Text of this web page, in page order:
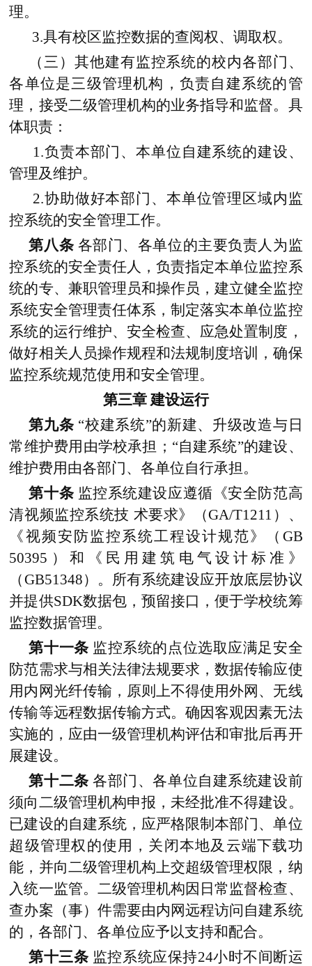
理。
3.具有校区监控数据的查阅权、调取权。
（三）其他建有监控系统的校内各部门、
各单位是三级管理机构，负责自建系统的管
理，接受二级管理机构的业务指导和监督。具
体职责：
1.负责本部门、本单位自建系统的建设、
管理及维护。
2.协助做好本部门、本单位管理区域内监
控系统的安全管理工作。
第八条 各部门、各单位的主要负责人为监
控系统的安全责任人，负责指定本单位监控系
统的专、兼职管理员和操作员，建立健全监控
系统安全管理责任体系，制定落实本单位监控
系统的运行维护、安全检查、应急处置制度，
做好相关人员操作规程和法规制度培训，确保
监控系统规范使用和安全管理。
第三章 建设运行
第九条 “校建系统”的新建、升级改造与日
常维护费用由学校承担；“自建系统”的建设、
维护费用由各部门、各单位自行承担。
第十条 监控系统建设应遵循《安全防范高
清视频监控系统技 术要求》（GA/T1211）、
《视频安防监控系统工程设计规范》（GB
50395）和《民用建筑电气设计标准》
（GB51348）。所有系统建设应开放底层协议
并提供SDK数据包，预留接口，便于学校统筹
监控数据管理。
第十一条 监控系统的点位选取应满足安全
防范需求与相关法律法规要求，数据传输应使
用内网光纤传输，原则上不得使用外网、无线
传输等远程数据传输方式。确因客观因素无法
实施的，应由一级管理机构评估和审批后再开
展建设。
第十二条 各部门、各单位自建系统建设前
须向二级管理机构申报，未经批准不得建设。
已建设的自建系统，应严格限制本部门、单位
超级管理权的使用，关闭本地及云端下载功
能，并向二级管理机构上交超级管理权限，纳
入统一监管。二级管理机构因日常监督检查、
查办案（事）件需要由内网远程访问自建系统
的，各部门、各单位应予以支持和配合。
第十三条 监控系统应保持24小时不间断运